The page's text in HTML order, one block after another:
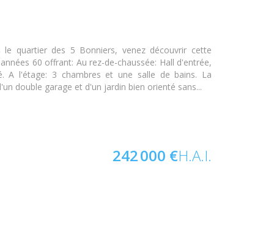
le quartier des 5 Bonniers, venez découvrir cette
60 offrant: Au rez-de-chaussée: Hall d'entrée,
A l'étage: 3 chambres et une salle de bains. La
double garage et d'un jardin bien orienté sans...
242 000 €H.A.I.